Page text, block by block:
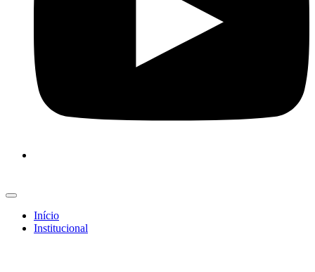
Início
Institucional